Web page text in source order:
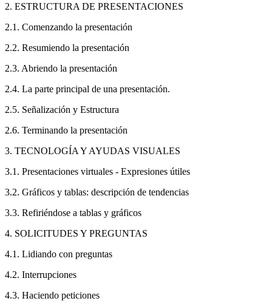
2. ESTRUCTURA DE PRESENTACIONES
2.1. Comenzando la presentación
2.2. Resumiendo la presentación
2.3. Abriendo la presentación
2.4. La parte principal de una presentación.
2.5. Señalización y Estructura
2.6. Terminando la presentación
3. TECNOLOGÍA Y AYUDAS VISUALES
3.1. Presentaciones virtuales - Expresiones útiles
3.2. Gráficos y tablas: descripción de tendencias
3.3. Refiriéndose a tablas y gráficos
4. SOLICITUDES Y PREGUNTAS
4.1. Lidiando con preguntas
4.2. Interrupciones
4.3. Haciendo peticiones